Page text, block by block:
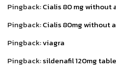
Pingback:Cialis 80 mg without
Pingback:Cialis 80mg without
Pingback:viagra
Pingback:sildenafil 120mg